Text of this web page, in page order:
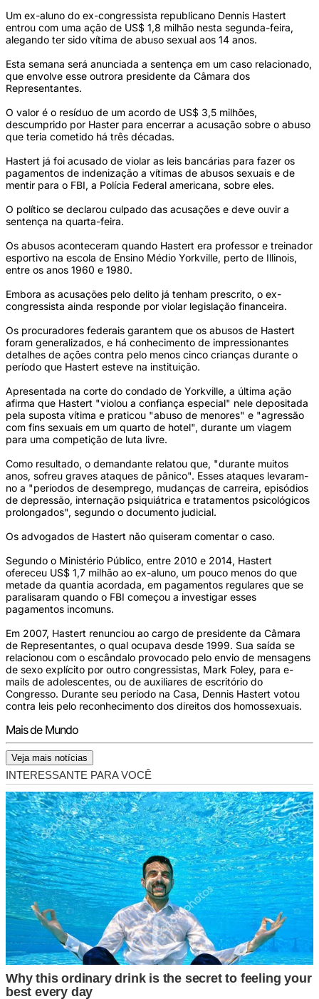
Um ex-aluno do ex-congressista republicano Dennis Hastert
entrou com uma ação de US$ 1,8 milhão nesta segunda-feira,
alegando ter sido vítima de abuso sexual aos 14 anos.
Esta semana será anunciada a sentença em um caso relacionado,
que envolve esse outrora presidente da Câmara dos
Representantes.
O valor é o resíduo de um acordo de US$ 3,5 milhões,
descumprido por Haster para encerrar a acusação sobre o abuso
que teria cometido há três décadas.
Hastert já foi acusado de violar as leis bancárias para fazer os
pagamentos de indenização a vítimas de abusos sexuais e de
mentir para o FBI, a Polícia Federal americana, sobre eles.
O político se declarou culpado das acusações e deve ouvir a
sentença na quarta-feira.
Os abusos aconteceram quando Hastert era professor e treinador
esportivo na escola de Ensino Médio Yorkville, perto de Illinois,
entre os anos 1960 e 1980.
Embora as acusações pelo delito já tenham prescrito, o ex-
congressista ainda responde por violar legislação financeira.
Os procuradores federais garantem que os abusos de Hastert
foram generalizados, e há conhecimento de impressionantes
detalhes de ações contra pelo menos cinco crianças durante o
período que Hastert esteve na instituição.
Apresentada na corte do condado de Yorkville, a última ação
afirma que Hastert "violou a confiança especial" nele depositada
pela suposta vítima e praticou "abuso de menores" e "agressão
com fins sexuais em um quarto de hotel", durante um viagem
para uma competição de luta livre.
Como resultado, o demandante relatou que, "durante muitos
anos, sofreu graves ataques de pânico". Esses ataques levaram-
no a "períodos de desemprego, mudanças de carreira, episódios
de depressão, internação psiquiátrica e tratamentos psicológicos
prolongados", segundo o documento judicial.
Os advogados de Hastert não quiseram comentar o caso.
Segundo o Ministério Público, entre 2010 e 2014, Hastert
ofereceu US$ 1,7 milhão ao ex-aluno, um pouco menos do que
metade da quantia acordada, em pagamentos regulares que se
paralisaram quando o FBI começou a investigar esses
pagamentos incomuns.
Em 2007, Hastert renunciou ao cargo de presidente da Câmara
de Representantes, o qual ocupava desde 1999. Sua saída se
relacionou com o escândalo provocado pelo envio de mensagens
de sexo explícito por outro congressistas, Mark Foley, para e-
mails de adolescentes, ou de auxiliares de escritório do
Congresso. Durante seu período na Casa, Dennis Hastert votou
contra leis pelo reconhecimento dos direitos dos homossexuais.
Mais de Mundo
Veja mais notícias